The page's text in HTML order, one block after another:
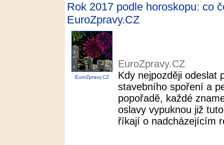
Rok 2017 podle horoskopu: co
EuroZpravy.CZ
EuroZpravy.CZ
EuroZpravy.CZ
Kdy nejpozději odeslat
stavebního spoření a
popořadě, každé
oslavy vypuknou již
říkají o nadcházejícím